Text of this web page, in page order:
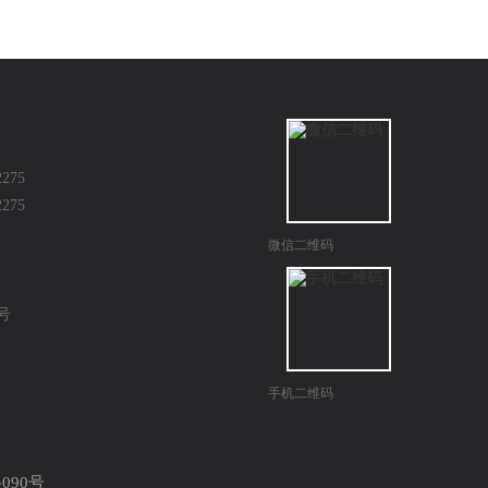
微信二维码
手机二维码
号